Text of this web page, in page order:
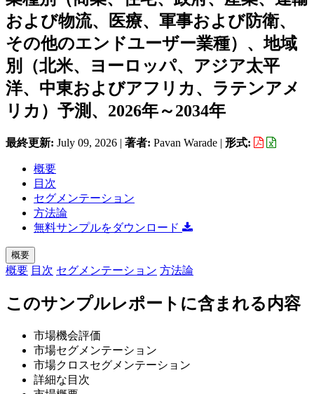
および物流、医療、軍事および防衛、
その他のエンドユーザー業種）、地域
別（北米、ヨーロッパ、アジア太平
洋、中東およびアフリカ、ラテンアメ
リカ）予測、2026年～2034年
最終更新: July 09, 2026 | 著者: Pavan Warade | 形式:
概要
目次
セグメンテーション
方法論
無料サンプルをダウンロード
概要
概要 目次 セグメンテーション 方法論
このサンプルレポートに含まれる内容
市場機会評価
市場セグメンテーション
市場クロスセグメンテーション
詳細な目次